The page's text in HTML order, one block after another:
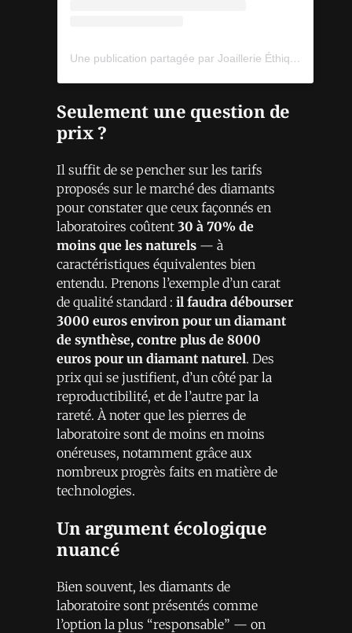
Une publication partagée par Joaillerie Éthique - Bijoux (@lsjoaillerie.brest)
Seulement une question de
prix ?
Il suffit de se pencher sur les tarifs
proposés sur le marché des diamants
pour constater que ceux façonnés en
laboratoires coûtent 30 à 70% de
moins que les naturels — à
caractéristiques équivalentes bien
entendu. Prenons l’exemple d’un carat
de qualité standard : il faudra débourser
3000 euros environ pour un diamant
de synthèse, contre plus de 8000
euros pour un diamant naturel. Des
prix qui se justifient, d’un côté par la
reproductibilité, et de l’autre par la
rareté. À noter que les pierres de
laboratoire sont de moins en moins
onéreuses, notamment grâce aux
nombreux progrès faits en matière de
technologies.
Un argument écologique
nuancé
Bien souvent, les diamants de
laboratoire sont présentés comme
l’option la plus “responsable” — on